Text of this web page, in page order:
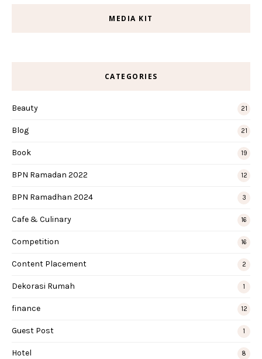
MEDIA KIT
CATEGORIES
Beauty 21
Blog 21
Book 19
BPN Ramadan 2022 12
BPN Ramadhan 2024 3
Cafe & Culinary 16
Competition 16
Content Placement 2
Dekorasi Rumah 1
finance 12
Guest Post 1
Hotel 8